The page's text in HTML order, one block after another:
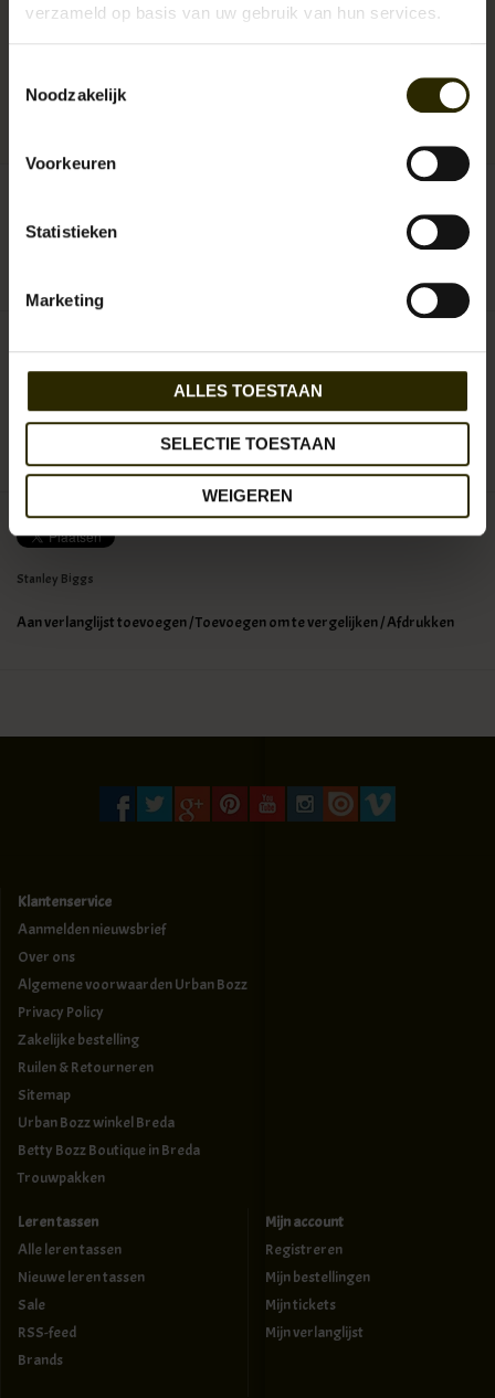
verzameld op basis van uw gebruik van hun services.
Noodzakelijk
Voorkeuren
Statistieken
Marketing
ALLES TOESTAAN
SELECTIE TOESTAAN
WEIGEREN
Stof: 100% Britse wol
Levertijd:
Uitverkocht!
€149,95Incl. btw
JE BEOORDELING TOEVOEGEN
0beoordelingen
Stanley Biggs
Aan verlanglijst toevoegen/Toevoegen om te vergelijken/Afdrukken
Klantenservice
Aanmelden nieuwsbrief
Over ons
Algemene voorwaarden Urban Bozz
Privacy Policy
Zakelijke bestelling
Ruilen & Retourneren
Sitemap
Urban Bozz winkel Breda
Betty Bozz Boutique in Breda
Trouwpakken
Leren tassen
Alle leren tassen
Nieuwe leren tassen
Sale
RSS-feed
Brands
Mijn account
Registreren
Mijn bestellingen
Mijn tickets
Mijn verlanglijst